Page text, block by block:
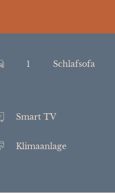
1 Schlafsofa
Smart TV
Klimaanlage